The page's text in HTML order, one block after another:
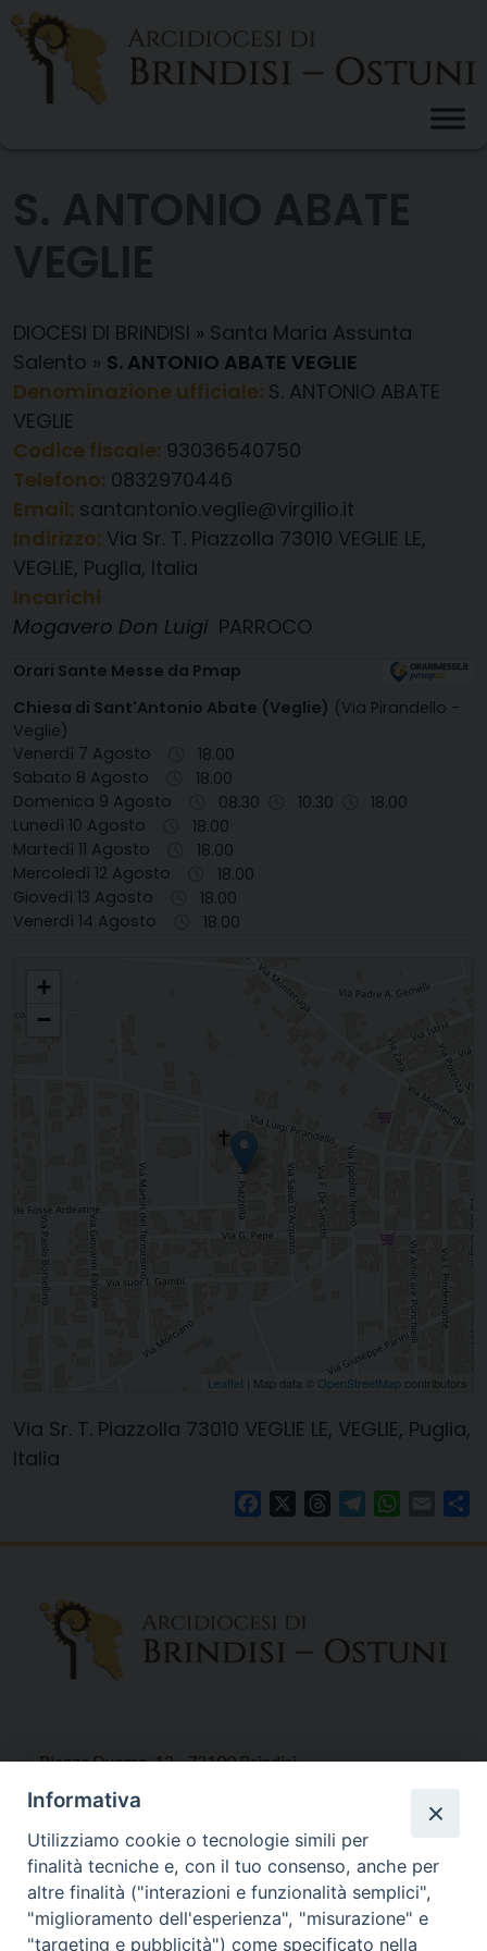
Skip
content
DIOCESI DI BRINDISI » Santa Maria Assunta
Salento » S. ANTONIO ABATE VEGLIE
Denominazione ufficiale: S. ANTONIO ABATE
VEGLIE
Codice fiscale: 93036540750
Telefono: 0832970446
Email: santantonio.veglie@virgilio.it
Indirizzo: Via Sr. T. Piazzolla 73010 VEGLIE LE,
VEGLIE, Puglia, Italia
Incarichi
Mogavero Don Luigi PARROCO
Orari Sante Messe da Pmap
Chiesa di Sant'Antonio Abate (Veglie) (Via Pirandello -
Veglie)
Venerdì 7 Agosto
18.00
Sabato 8 Agosto
18.00
Domenica 9 Agosto
08.30 10.30
18.00
Lunedì 10 Agosto
18.00
Martedì 11 Agosto
18.00
Mercoledì 12 Agosto
18.00
Giovedì 13 Agosto
18.00
Venerdì 14 Agosto
18.00
+
−
Leaflet | Map data © OpenStreetMap contributors
Via Sr. T. Piazzolla 73010 VEGLIE LE, VEGLIE, Puglia,
Italia
FacebookThreadsTelegram Email
Piazza Duomo, 12 - 72100 Brindisi
Tel 0831.521958
Fax 0831.528315
Orari Curia
Informativa
Utilizziamo cookie o tecnologie simili per
finalità tecniche e, con il tuo consenso, anche per
altre finalità ("interazioni e funzionalità semplici",
"miglioramento dell'esperienza", "misurazione" e
"targeting e pubblicità") come specificato nella